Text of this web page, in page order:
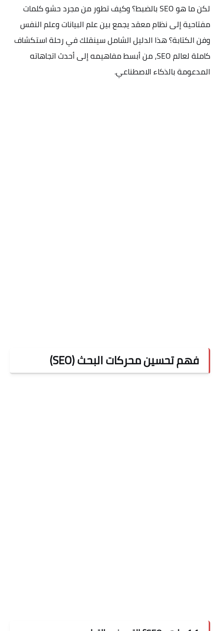
لكن ما هو SEO بالضبط؟ وكيف تطور من مجرد حشو كلمات
مفتاحية إلى نظام معقد يجمع بين علم البيانات وعلم النفس
وفن الكتابة؟ هذا الدليل الشامل سينقلك في رحلة استكشاف
كاملة لعالم SEO، من أبسط مفاهيمه إلى أحدث اتجاهاته
المدعومة بالذكاء الاصطناعي.
فهم تحسين محركات البحث (SEO)